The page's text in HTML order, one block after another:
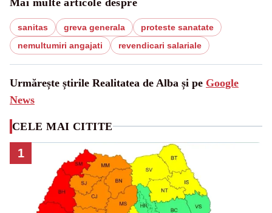
sanitas greva generala
proteste sanatate
nemultumiri angajati
revendicari salariale
Urmărește știrile Realitatea de Alba și pe Google
News
CELE MAI CITITE
1